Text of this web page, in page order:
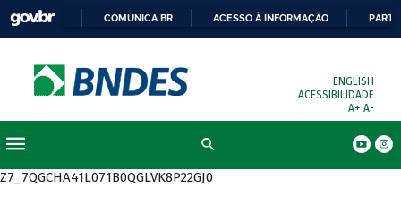
COMUNICA BR ACESSO À INFORMAÇÃO
ENGLISH
ACESSIBILIDADE
A+ A-
Z7_7QGCHA41L071B0QGLVK8P22GJ0